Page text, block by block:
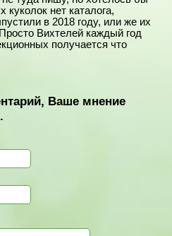
куколок нет каталога,
в 2018 году, или же их
Вихтелей каждый год
получается что
Ваше мнение